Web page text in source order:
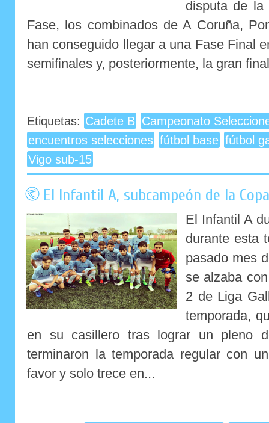
disputa de la
Fase, los combinados de A Coruña,
han conseguido llegar a una Fase Final
semifinales y, posteriormente, la gran
Etiquetas: Cadete B Campeonato
encuentros selecciones fútbol base fútbol
Vigo sub-15
El Infantil A, subcampeón de la
El Infantil A
durante esta
pasado mes
se alzaba
2 de Liga
temporada,
en su casillero tras lograr un pleno
terminaron la temporada regular con
favor y solo trece en...